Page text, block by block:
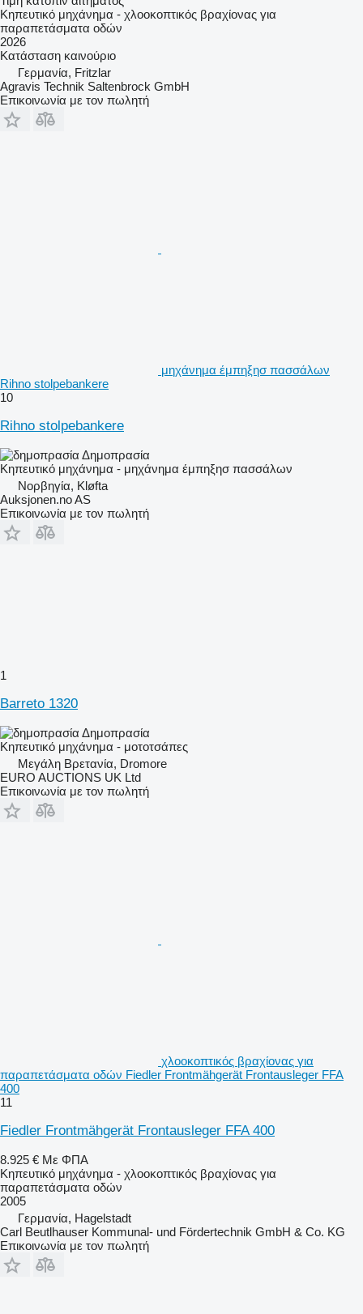
Κηπευτικό μηχάνημα - χλοοκοπτικός βραχίονας για
παραπετάσματα οδών
2026
Κατάσταση καινούριο
Γερμανία, Fritzlar
Agravis Technik Saltenbrock GmbH
Επικοινωνία με τον πωλητή
μηχάνημα έμπηξησ πασσάλων
Rihno stolpebankere
10
Rihno stolpebankere
Δημοπρασία
Κηπευτικό μηχάνημα - μηχάνημα έμπηξησ πασσάλων
Νορβηγία, Kløfta
Auksjonen.no AS
Επικοινωνία με τον πωλητή
1
Barreto 1320
Δημοπρασία
Κηπευτικό μηχάνημα - μοτοτσάπες
Μεγάλη Βρετανία, Dromore
EURO AUCTIONS UK Ltd
Επικοινωνία με τον πωλητή
χλοοκοπτικός βραχίονας για
παραπετάσματα οδών Fiedler Frontmähgerät Frontausleger FFA
400
11
Fiedler Frontmähgerät Frontausleger FFA 400
8.925 € Με ΦΠΑ
Κηπευτικό μηχάνημα - χλοοκοπτικός βραχίονας για
παραπετάσματα οδών
2005
Γερμανία, Hagelstadt
Carl Beutlhauser Kommunal- und Fördertechnik GmbH & Co. KG
Επικοινωνία με τον πωλητή